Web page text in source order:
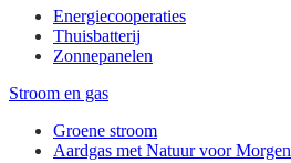
Energiecooperaties
Thuisbatterij
Zonnepanelen
Stroom en gas
Groene stroom
Aardgas met Natuur voor Morgen